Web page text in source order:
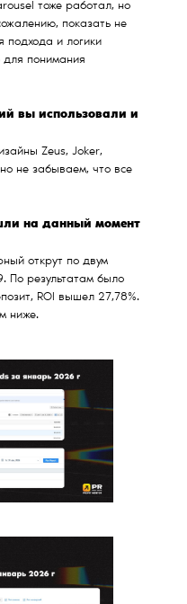
тоже работал, но
показать не
подхода и логики
для понимания
вы использовали и
Zeus, Joker,
не забываем, что все
на данный момент
открут по двум
По результатам было
ROI вышел 27,78%.
ниже.